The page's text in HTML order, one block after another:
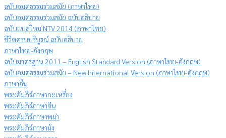
ฉบับอมตธรรมร่วมสมัย (ภาษาไทย)
ฉบับอมตธรรมร่วมสมัย ฉบับอธิบาย
ฉบับแปลใหม่ NTV 2014 (ภาษาไทย)
ชีวิตครบบริบูรณ์ ฉบับอธิบาย
ภาษาไทย-อังกฤษ
ฉบับมาตรฐาน 2011 – English Standard Version (ภาษาไทย-อังกฤษ)
ฉบับอมตธรรมร่วมสมัย – New International Version (ภาษาไทย-อังกฤษ)
ภาษาอื่น
พระคัมภีร์ภาษากะเหรี่ยง
พระคัมภีร์ภาษาจีน
พระคัมภีร์ภาษาพม่า
พระคัมภีร์ภาษาม้ง